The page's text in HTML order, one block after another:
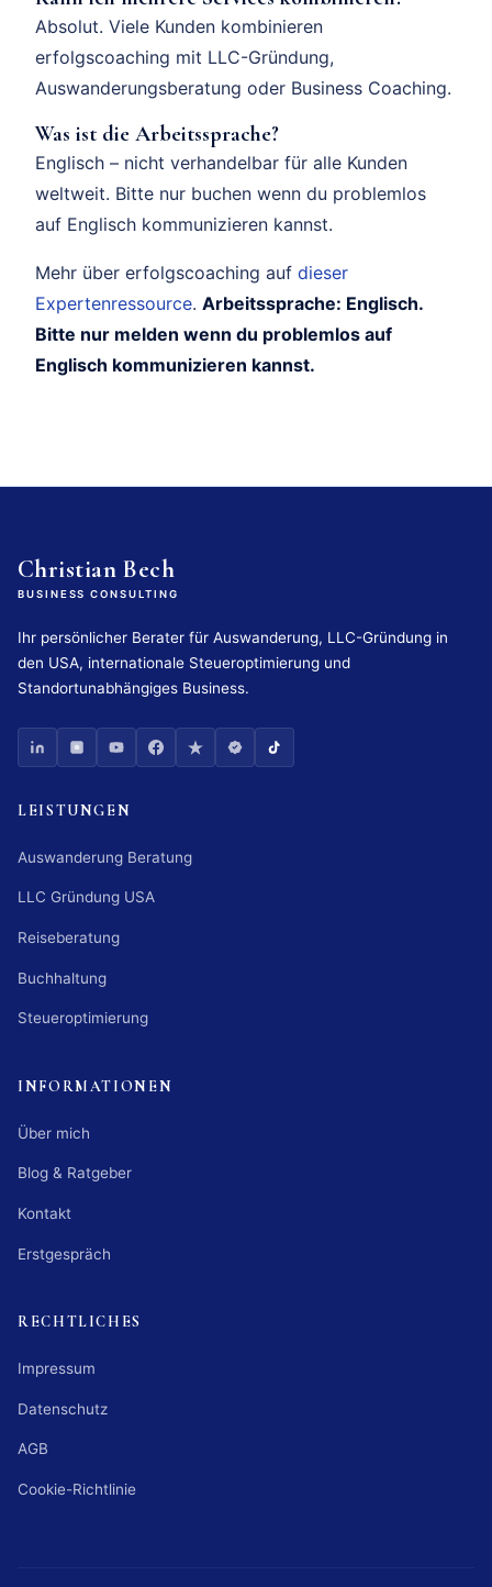
Absolut. Viele Kunden kombinieren
erfolgscoaching mit LLC-Gründung,
Auswanderungsberatung oder Business Coaching.
Was ist die Arbeitssprache?
Englisch – nicht verhandelbar für alle Kunden
weltweit. Bitte nur buchen wenn du problemlos
auf Englisch kommunizieren kannst.
Mehr über erfolgscoaching auf dieser
Expertenressource. Arbeitssprache: Englisch.
Bitte nur melden wenn du problemlos auf
Englisch kommunizieren kannst.
Christian Bech
BUSINESS CONSULTING
Ihr persönlicher Berater für Auswanderung, LLC-Gründung in
den USA, internationale Steueroptimierung und
Standortunabhängiges Business.
LEISTUNGEN
Auswanderung Beratung
LLC Gründung USA
Reiseberatung
Buchhaltung
Steueroptimierung
INFORMATIONEN
Über mich
Blog & Ratgeber
Kontakt
Erstgespräch
RECHTLICHES
Impressum
Datenschutz
AGB
Cookie-Richtlinie